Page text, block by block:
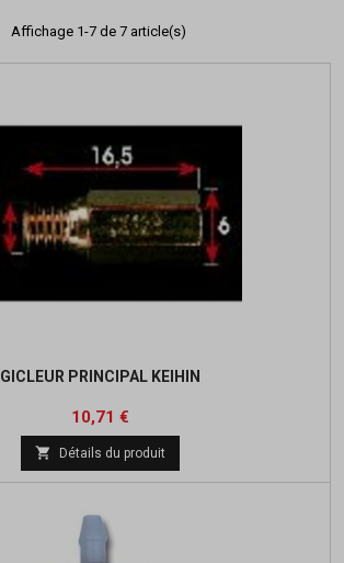
Affichage 1-7 de 7 article(s)
GICLEUR PRINCIPAL KEIHIN
Prix
10,71 €
base
 Détails du produit